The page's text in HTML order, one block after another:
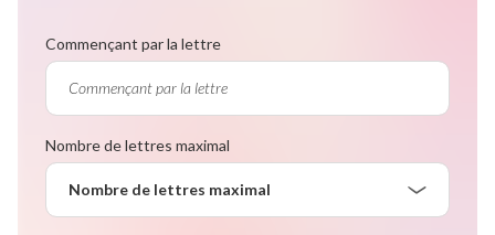
Commençant par la lettre
Nombre de lettres maximal
Nombre de lettres maximal